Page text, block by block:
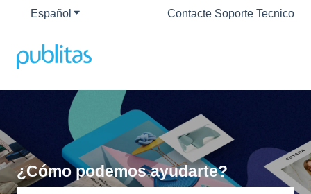
Español Traducciones de Mostrar submenú de
Contacte Soporte Tecnico
¿Cómo podemos ayudarte?